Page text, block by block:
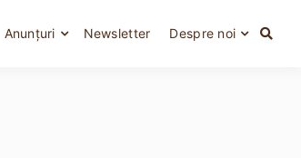
Anunțuri Newsletter Despre noi